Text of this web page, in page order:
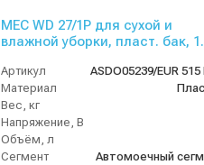
MEC WD 27/1P для сухой и
влажной уборки, пласт. бак, 1
Артикул
Материал
Вес, кг
Напряжение, В
Объём, л
Сегмент
Автомоечный